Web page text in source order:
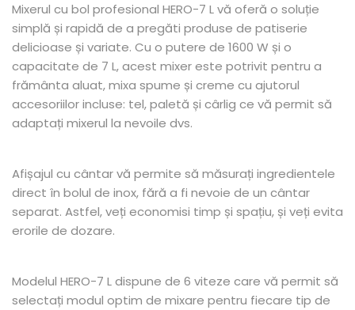
Mixerul cu bol profesional HERO-7 L vă oferă o soluție
simplă și rapidă de a pregăti produse de patiserie
delicioase și variate. Cu o putere de 1600 W și o
capacitate de 7 L, acest mixer este potrivit pentru a
frământa aluat, mixa spume și creme cu ajutorul
accesoriilor incluse: tel, paletă și cârlig ce vă permit să
adaptați mixerul la nevoile dvs.
Afișajul cu cântar vă permite să măsurați ingredientele
direct în bolul de inox, fără a fi nevoie de un cântar
separat. Astfel, veți economisi timp și spațiu, și veți evita
erorile de dozare.
Modelul HERO-7 L dispune de 6 viteze care vă permit să
selectați modul optim de mixare pentru fiecare tip de